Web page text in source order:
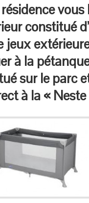
vous
constitué
jeux
à la
sur le parc
à la « Neste